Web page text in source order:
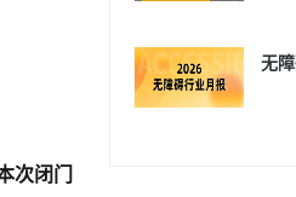
次闭门
无